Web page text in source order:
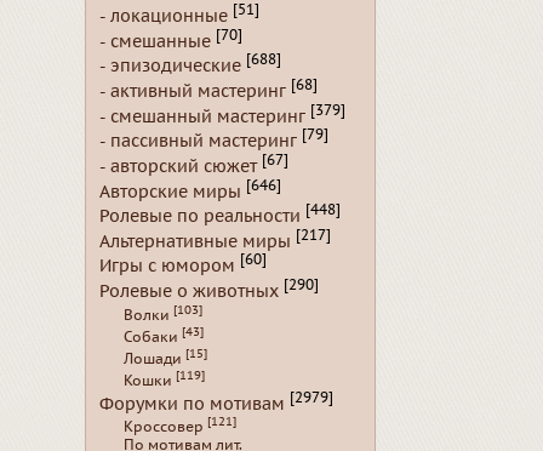
- локационные [51]
- смешанные [70]
- эпизодические [688]
- активный мастеринг [68]
- смешанный мастеринг [379]
- пассивный мастеринг [79]
- авторский сюжет [67]
Авторские миры [646]
Ролевые по реальности [448]
Альтернативные миры [217]
Игры с юмором [60]
Ролевые о животных [290]
Волки [103]
Собаки [43]
Лошади [15]
Кошки [119]
Форумки по мотивам [2979]
Кроссовер [121]
По мотивам лит.